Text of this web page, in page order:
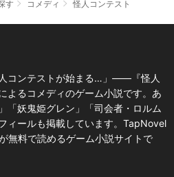
す コメディ 怪人コンテスト
人コンテストが始まる…」――『怪人
よるコメディのゲーム小説です。あ
「妖鬼姫グレン」「司会者・ロルム
ィールも掲載しています。TapNovel
無料で読めるゲーム小説サイトで